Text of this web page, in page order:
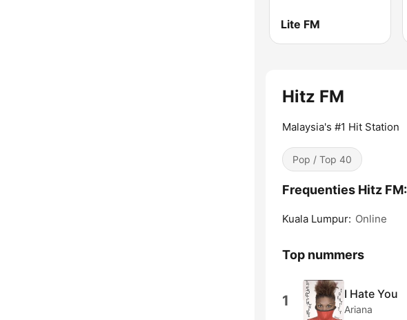
Lite FM
Hitz FM
Malaysia's #1 Hit Station
Pop / Top 40
Frequenties Hitz FM:
Kuala Lumpur: Online
Top nummers
1 I Hate You
Ariana